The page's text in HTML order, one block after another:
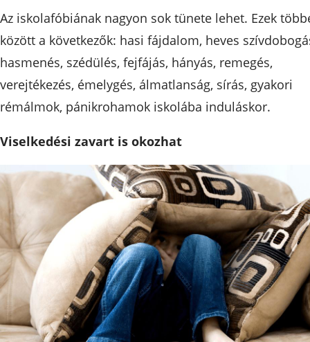
Az iskolafóbiának nagyon sok tünete lehet. Ezek
között a következők: hasi fájdalom, heves
hasmenés, szédülés, fejfájás, hányás, remegés,
verejtékezés, émelygés, álmatlanság, sírás, gyakori
rémálmok, pánikrohamok iskolába induláskor.
Viselkedési zavart is okozhat